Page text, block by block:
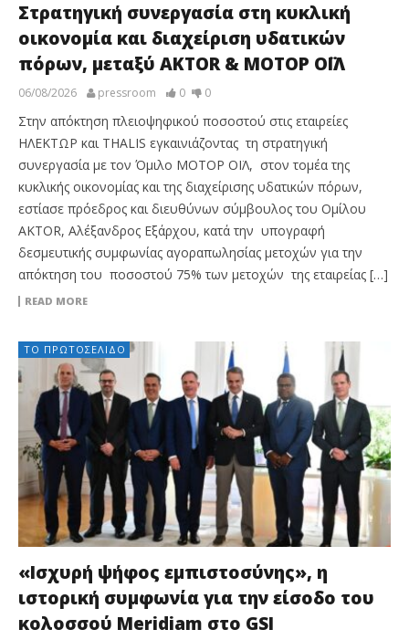
Στρατηγική συνεργασία στη κυκλική
οικονομία και διαχείριση υδατικών
πόρων, μεταξύ AKTOR & ΜΟΤΟΡ ΟΪΛ
06/08/2026 pressroom 0 0
Στην απόκτηση πλειοψηφικού ποσοστού στις εταιρείες
ΗΛΕΚΤΩΡ και THALIS εγκαινιάζοντας τη στρατηγική
συνεργασία με τον Όμιλο ΜΟΤΟΡ ΟΪΛ, στον τομέα της
κυκλικής οικονομίας και της διαχείρισης υδατικών πόρων,
εστίασε πρόεδρος και διευθύνων σύμβουλος του Ομίλου
AKTOR, Αλέξανδρος Εξάρχου, κατά την υπογραφή
δεσμευτικής συμφωνίας αγοραπωλησίας μετοχών για την
απόκτηση του ποσοστού 75% των μετοχών της εταιρείας […]
READ MORE
ΤΟ ΠΡΩΤΟΣΈΛΙΔΟ
«Ισχυρή ψήφος εμπιστοσύνης», η
ιστορική συμφωνία για την είσοδο του
κολοσσού Meridiam στο GSI